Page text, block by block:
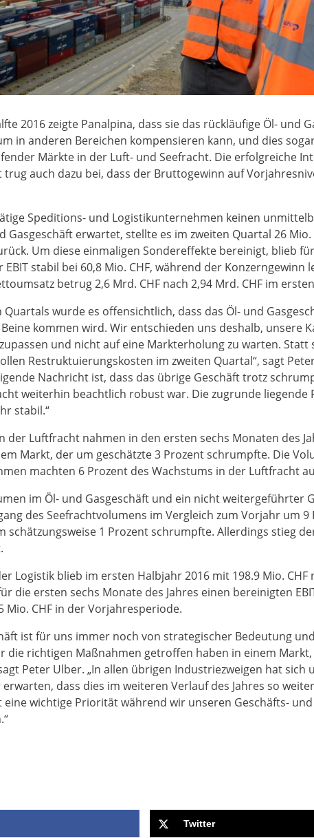
2016 zeigte Panalpina, dass sie das rückläufige Öl- und
in anderen Bereichen kompensieren kann, und dies
Märkte in der Luft- und Seefracht. Die erfolgreiche
trug auch dazu bei, dass der Bruttogewinn auf
Speditions- und Logistikunternehmen keinen
Gasgeschäft erwartet, stellte es im zweiten Quartal 26 Mio.
Um diese einmaligen Sondereffekte bereinigt, blieb
EBIT stabil bei 60,8 Mio. CHF, während der Konzerngewinn
betrug 2,6 Mrd. CHF nach 2,94 Mrd. CHF im
Quartals wurde es offensichtlich, dass das Öl- und
kommen wird. Wir entschieden uns deshalb, unsere
und nicht auf eine Markterholung zu warten. Statt
Restruktuierungskosten im zweiten Quartal“, sagt
Nachricht ist, dass das übrige Geschäft trotz
weiterhin beachtlich robust war. Die zugrunde
stabil.“
der Luftfracht nahmen in den ersten sechs Monaten des
Markt, der um geschätzte 3 Prozent schrumpfte. Die
machten 6 Prozent des Wachstums in der Luftfracht
im Öl- und Gasgeschäft und ein nicht weitergeführter
des Seefrachtvolumens im Vergleich zum Vorjahr um 9
schätzungsweise 1 Prozent schrumpfte. Allerdings stieg
Logistik blieb im ersten Halbjahr 2016 mit 198.9 Mio. CHF
die ersten sechs Monate des Jahres einen bereinigten
Mio. CHF in der Vorjahresperiode.
ist für uns immer noch von strategischer Bedeutung
die richtigen Maßnahmen getroffen haben in einem
Peter Ulber. „In allen übrigen Industriezweigen hat sich
dass dies im weiteren Verlauf des Jahres so
wichtige Priorität während wir unseren Geschäfts-
Twitter